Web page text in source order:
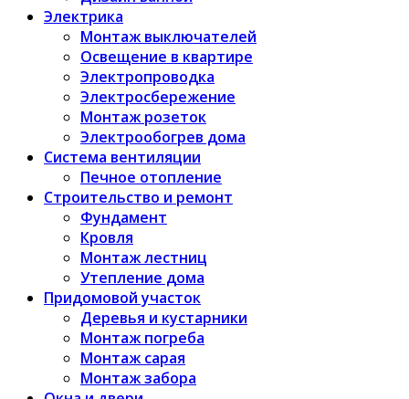
Электрика
Монтаж выключателей
Освещение в квартире
Электропроводка
Электросбережение
Монтаж розеток
Электрообогрев дома
Система вентиляции
Печное отопление
Строительство и ремонт
Фундамент
Кровля
Монтаж лестниц
Утепление дома
Придомовой участок
Деревья и кустарники
Монтаж погреба
Монтаж сарая
Монтаж забора